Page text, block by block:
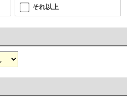
それ以上